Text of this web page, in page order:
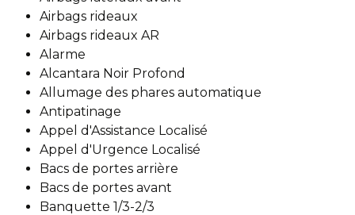
Airbags rideaux
Airbags rideaux AR
Alarme
Alcantara Noir Profond
Allumage des phares automatique
Antipatinage
Appel d'Assistance Localisé
Appel d'Urgence Localisé
Bacs de portes arrière
Bacs de portes avant
Banquette 1/3-2/3